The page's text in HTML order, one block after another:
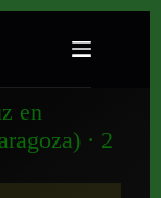
en
· 2